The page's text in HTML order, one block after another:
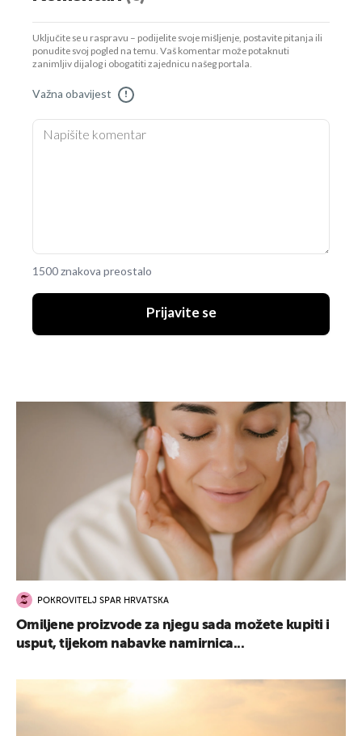
Uključite se u raspravu – podijelite svoje mišljenje, postavite pitanja ili
ponudite svoj pogled na temu. Vaš komentar može potaknuti
zanimljiv dijalog i obogatiti zajednicu našeg portala.
Važna obavijest !
1500 znakova preostalo
Prijavite se
POKROVITELJ SPAR HRVATSKA
Omiljene proizvode za njegu sada možete kupiti i
usput, tijekom nabavke namirnica...